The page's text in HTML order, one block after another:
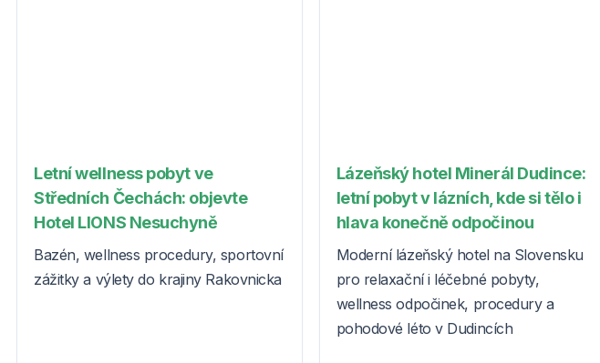
Letní wellness pobyt ve
Středních Čechách: objevte
Hotel LIONS Nesuchyně
Bazén, wellness procedury, sportovní
zážitky a výlety do krajiny Rakovnicka
Lázeňský hotel Minerál Dudince:
letní pobyt v lázních, kde si tělo i
hlava konečně odpočinou
Moderní lázeňský hotel na Slovensku
pro relaxační i léčebné pobyty,
wellness odpočinek, procedury a
pohodové léto v Dudincích